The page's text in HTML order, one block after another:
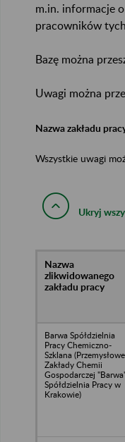
m.in. informacje
pracowników
Bazę można
Uwagi można
Nazwa zakładu
Wszystkie uwagi
Ukryj
Nazwa
zlikwidowanego
zakładu pracy
Barwa Spółdzielnia
Pracy Chemiczno-
Szklana (Przemysłowe
Zakłady Chemii
Gospodarczej
Spółdzielnia Pracy w
Krakowie)